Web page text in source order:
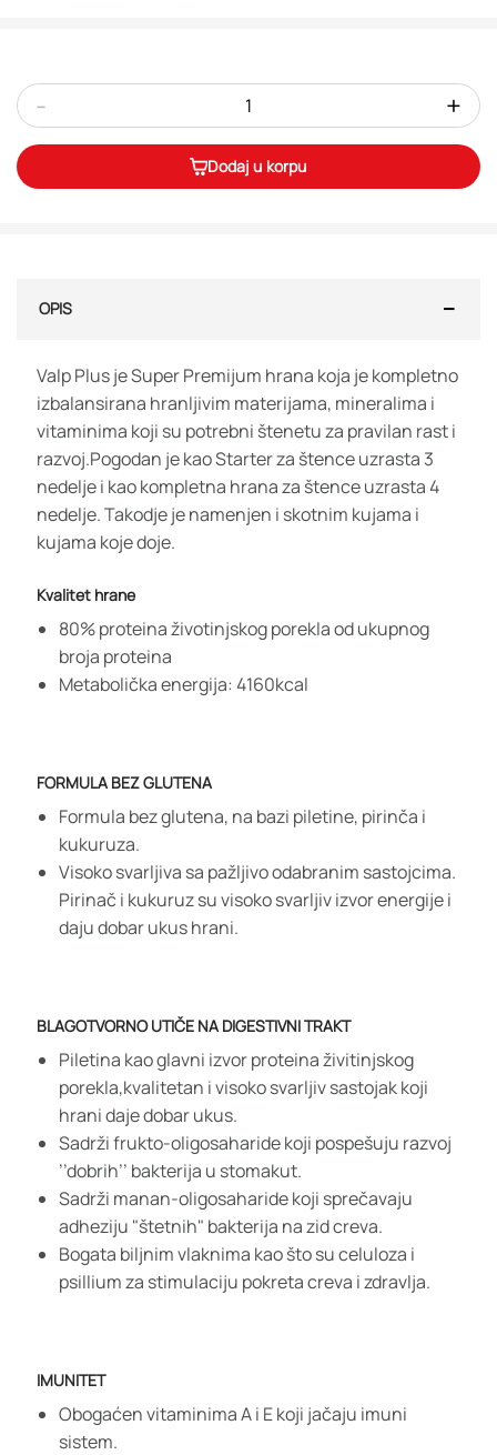
- +
Dodaj u korpu
OPIS
Valp Plus je Super Premijum hrana koja je kompletno
izbalansirana hranljivim materijama, mineralima i
vitaminima koji su potrebni štenetu za pravilan rast i
razvoj.Pogodan je kao Starter za štence uzrasta 3
nedelje i kao kompletna hrana za štence uzrasta 4
nedelje. Takodje je namenjen i skotnim kujama i
kujama koje doje.
Kvalitet hrane
80% proteina životinjskog porekla od ukupnog
broja proteina
Metabolička energija: 4160kcal
FORMULA BEZ GLUTENA
Formula bez glutena, na bazi piletine, pirinča i
kukuruza.
Visoko svarljiva sa pažljivo odabranim sastojcima.
Pirinač i kukuruz su visoko svarljiv izvor energije i
daju dobar ukus hrani.
BLAGOTVORNO UTIČE NA DIGESTIVNI TRAKT
Piletina kao glavni izvor proteina živitinjskog
porekla,kvalitetan i visoko svarljiv sastojak koji
hrani daje dobar ukus.
Sadrži frukto-oligosaharide koji pospešuju razvoj
’’dobrih’’ bakterija u stomakut.
Sadrži manan-oligosaharide koji sprečavaju
adheziju "štetnih" bakterija na zid creva.
Bogata biljnim vlaknima kao što su celuloza i
psillium za stimulaciju pokreta creva i zdravlja.
IMUNITET
Obogaćen vitaminima A i E koji jačaju imuni
sistem.